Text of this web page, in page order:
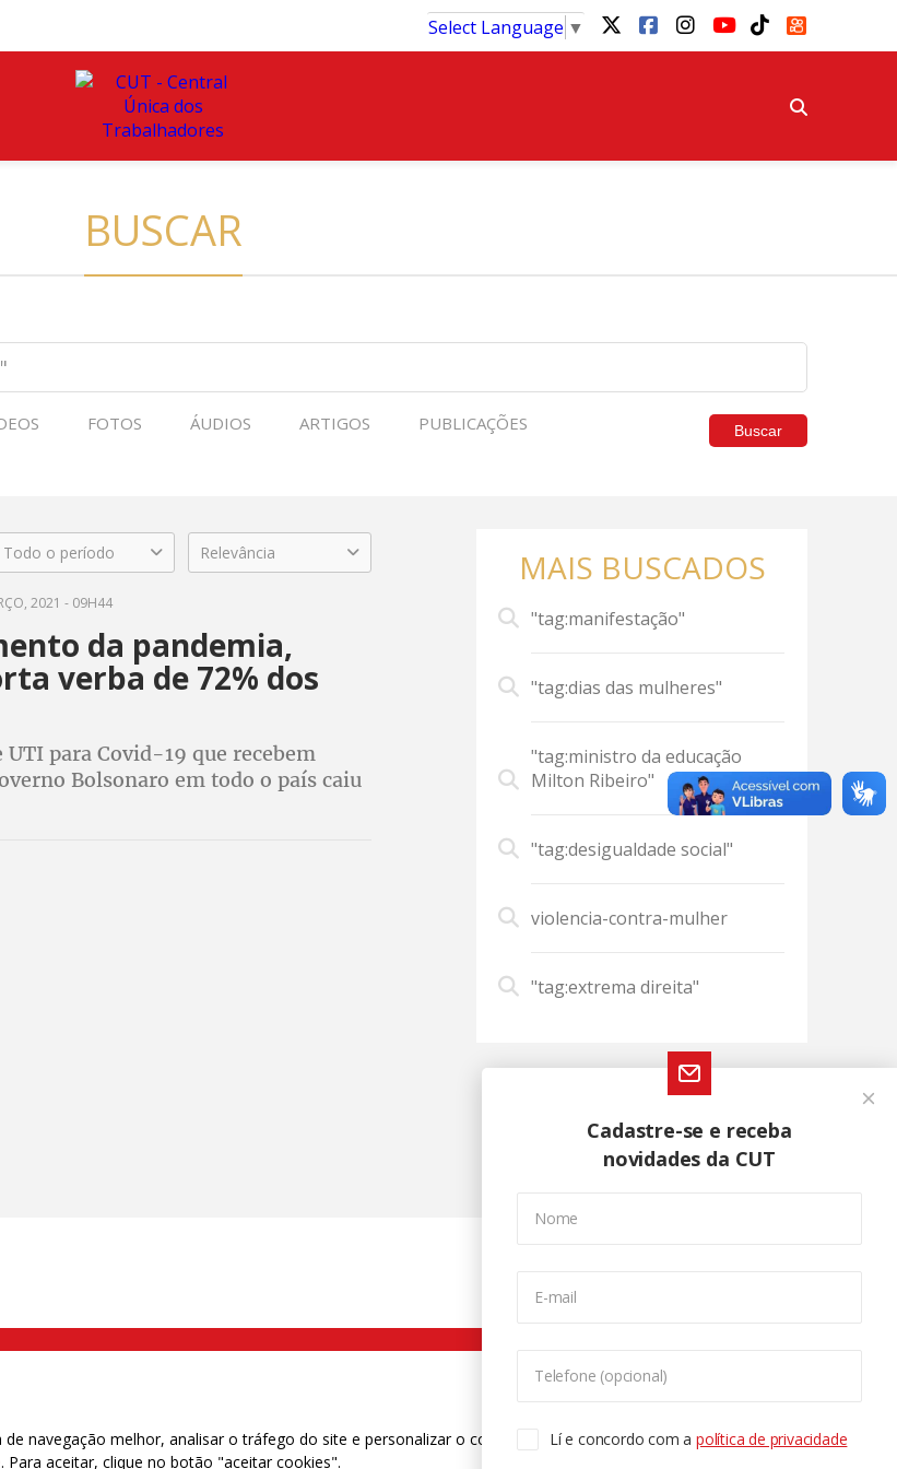
Select Language ▼
BUSCAR
FOTOS ÁUDIOS ARTIGOS PUBLICAÇÕES Buscar
Todo o período Relevância
2021 - 09H44
da pandemia,
verba de 72% dos
para Covid-19 que recebem
Bolsonaro em todo o país caiu
MAIS BUSCADOS
"tag:manifestação"
"tag:dias das mulheres"
"tag:ministro da educação
Milton Ribeiro"
"tag:desigualdade social"
violencia-contra-mulher
"tag:extrema direita"
Cadastre-se e receba
novidades da CUT
Nome
E-mail
Telefone (opcional)
Lí e concordo com apolítica de privacidade
SP | Telefone (11) 2108 9200 - Fax (11) 2108 9310
navegação melhor, analisar o tráfego do site e personalizar o conteúdo. Para saber mais
. Para aceitar, clique no botão "aceitar cookies".